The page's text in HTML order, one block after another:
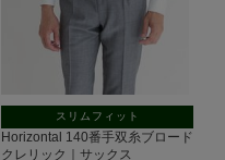
スリムフィット
Horizontal 140番手双糸ブロード
クレリック｜サックス